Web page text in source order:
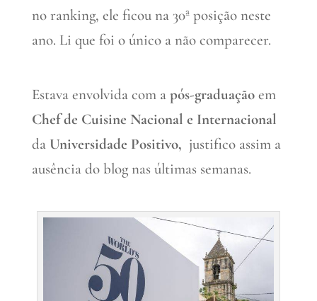
no ranking, ele ficou na 30ª posição neste
ano. Li que foi o único a não comparecer.
Estava envolvida com a pós-graduaçãoem
Chef de Cuisine Nacional e Internacional
da Universidade Positivo, justifico assim a
ausência do blog nas últimas semanas.